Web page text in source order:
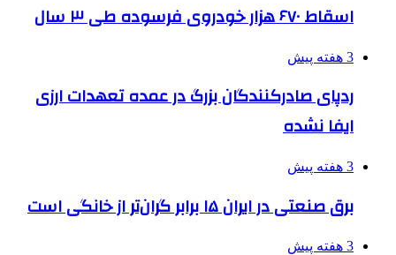
اسقاط ۶۷۰ هزار خودروی فرسوده طی ۳ سال
3 هفته پیش
ردپای صادرکنندگان بزرگ در عمده تعهدات ارزی
ایفا نشده
3 هفته پیش
برق صنعتی در ایران ۱۵ برابر گران‌تر از خانگی است
3 هفته پیش